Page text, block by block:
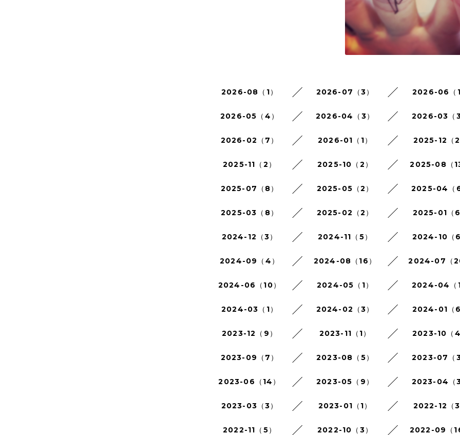
2026-08（1） 2026-07（3） 2026-06（1
2026-05（4） 2026-04（3） 2026-03（3
2026-02（7） 2026-01（1） 2025-12（2
2025-11（2） 2025-10（2） 2025-08（13
2025-07（8） 2025-05（2） 2025-04（6
2025-03（8） 2025-02（2） 2025-01（6
2024-12（3） 2024-11（5） 2024-10（6
2024-09（4） 2024-08（16） 2024-07（
2024-06（10） 2024-05（1） 2024-04（1
2024-03（1） 2024-02（3） 2024-01（6
2023-12（9） 2023-11（1） 2023-10（4
2023-09（7） 2023-08（5） 2023-07（3
2023-06（14） 2023-05（9） 2023-04（3
2023-03（3） 2023-01（1） 2022-12（3
2022-11（5） 2022-10（3） 2022-09（16